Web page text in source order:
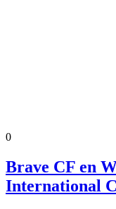
0
Brave CF en
International